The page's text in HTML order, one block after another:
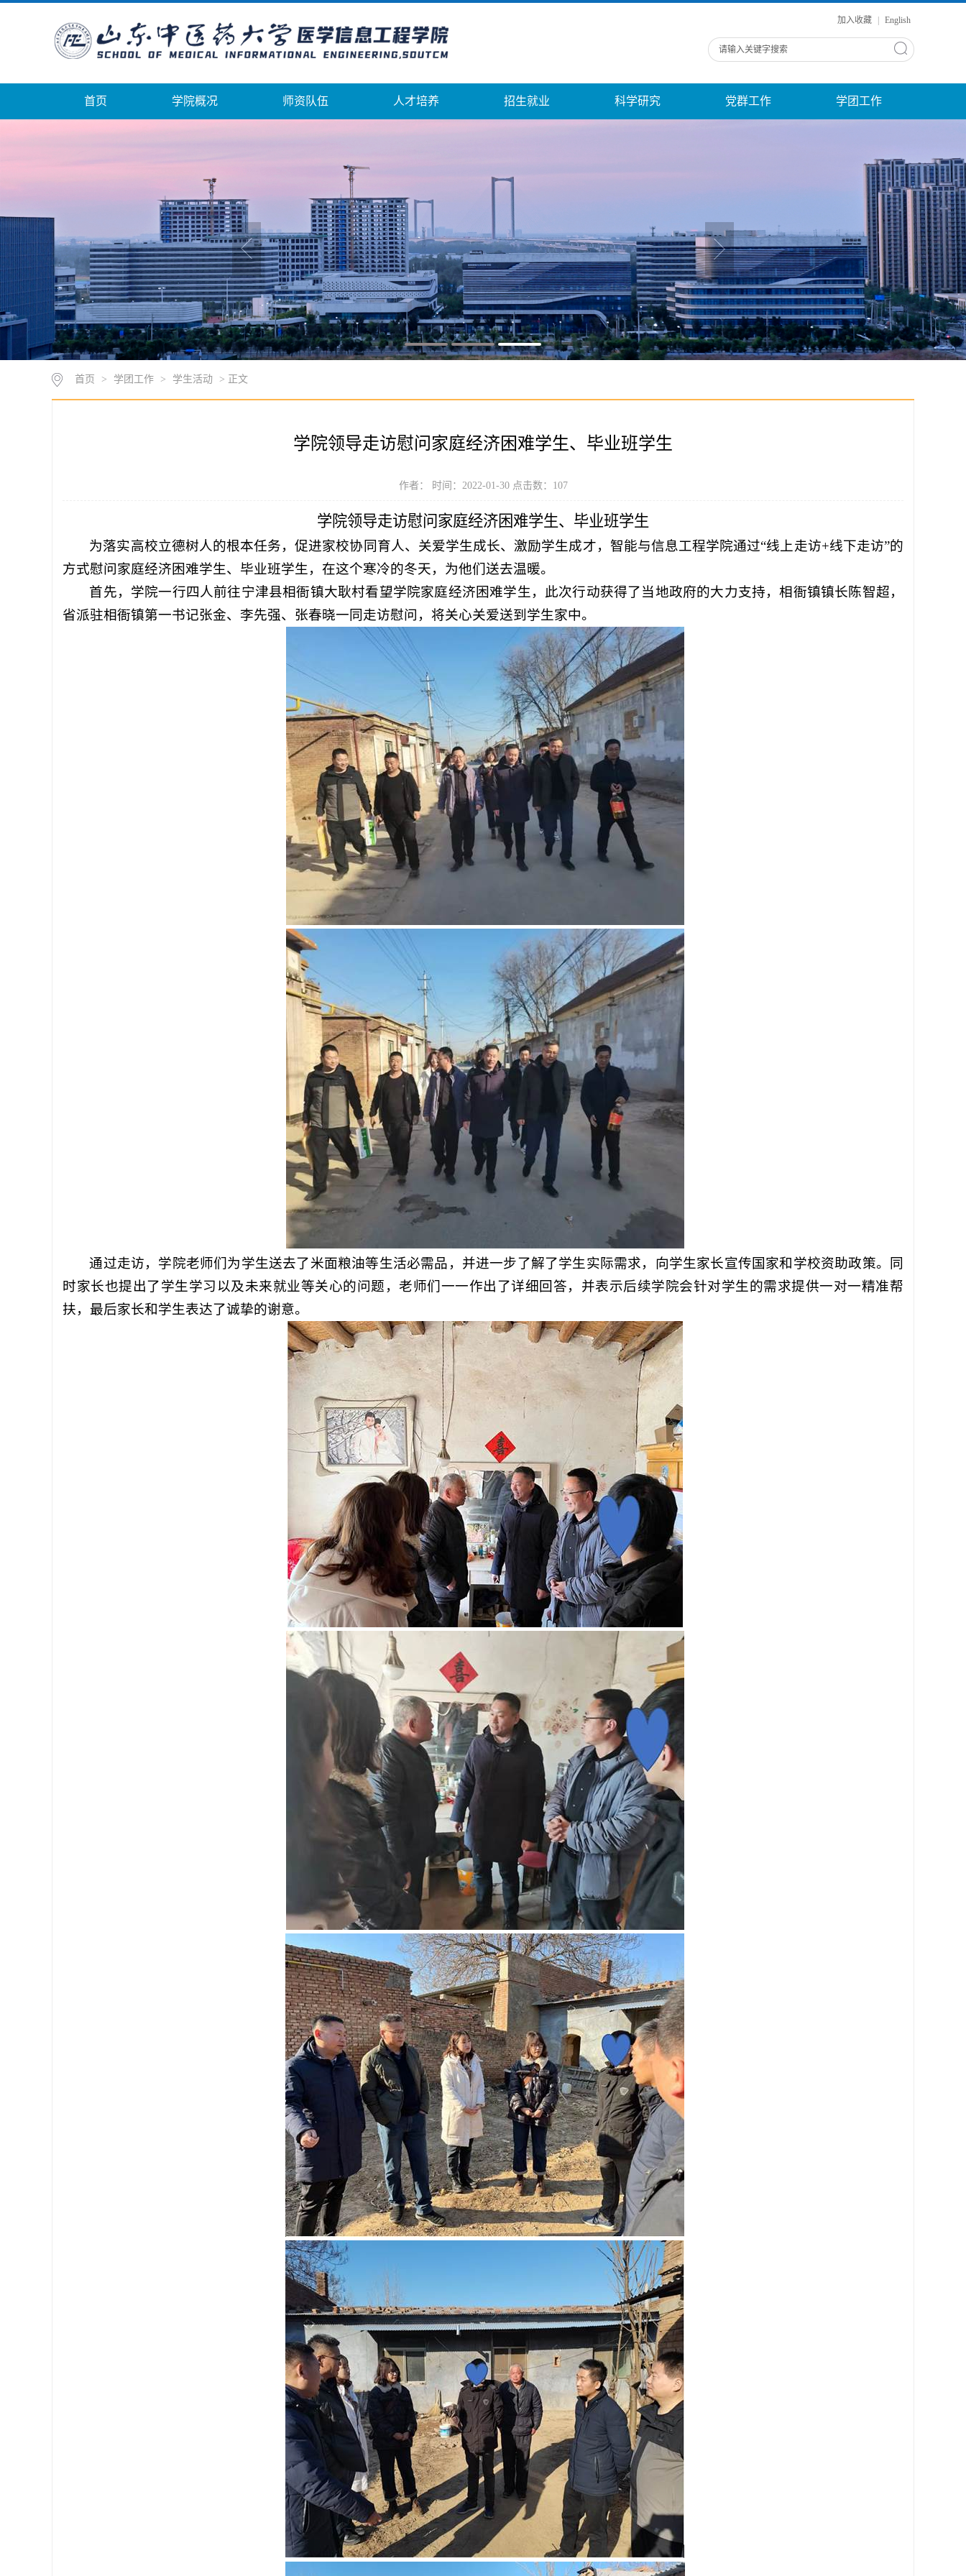
加入收藏 English
首页 学院概况 师资队伍 人才培养 招生就业 科学研究 党群工作 学团工作
首页 > 学团工作 > 学生活动 > 正文
学院领导走访慰问家庭经济困难学生、毕业班学生
作者： 时间：2022-01-30 点击数： 107
学院领导走访慰问家庭经济困难学生、毕业班学生
为落实高校立德树人的根本任务，促进家校协同育人、关爱学生成长、激励学生成才，智能与信息工程学院通过“线上走访+线下走访”的
方式慰问家庭经济困难学生、毕业班学生，在这个寒冷的冬天，为他们送去温暖。
首先，学院一行四人前往宁津县相衙镇大耿村看望学院家庭经济困难学生，此次行动获得了当地政府的大力支持，相衙镇镇长陈智超，
省派驻相衙镇第一书记张金、李先强、张春晓一同走访慰问，将关心关爱送到学生家中。
通过走访，学院老师们为学生送去了米面粮油等生活必需品，并进一步了解了学生实际需求，向学生家长宣传国家和学校资助政策。同
时家长也提出了学生学习以及未来就业等关心的问题，老师们一一作出了详细回答，并表示后续学院会针对学生的需求提供一对一精准帮
扶，最后家长和学生表达了诚挚的谢意。